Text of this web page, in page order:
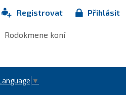
Registrovat Přihlásit
Rodokmene koní
▼